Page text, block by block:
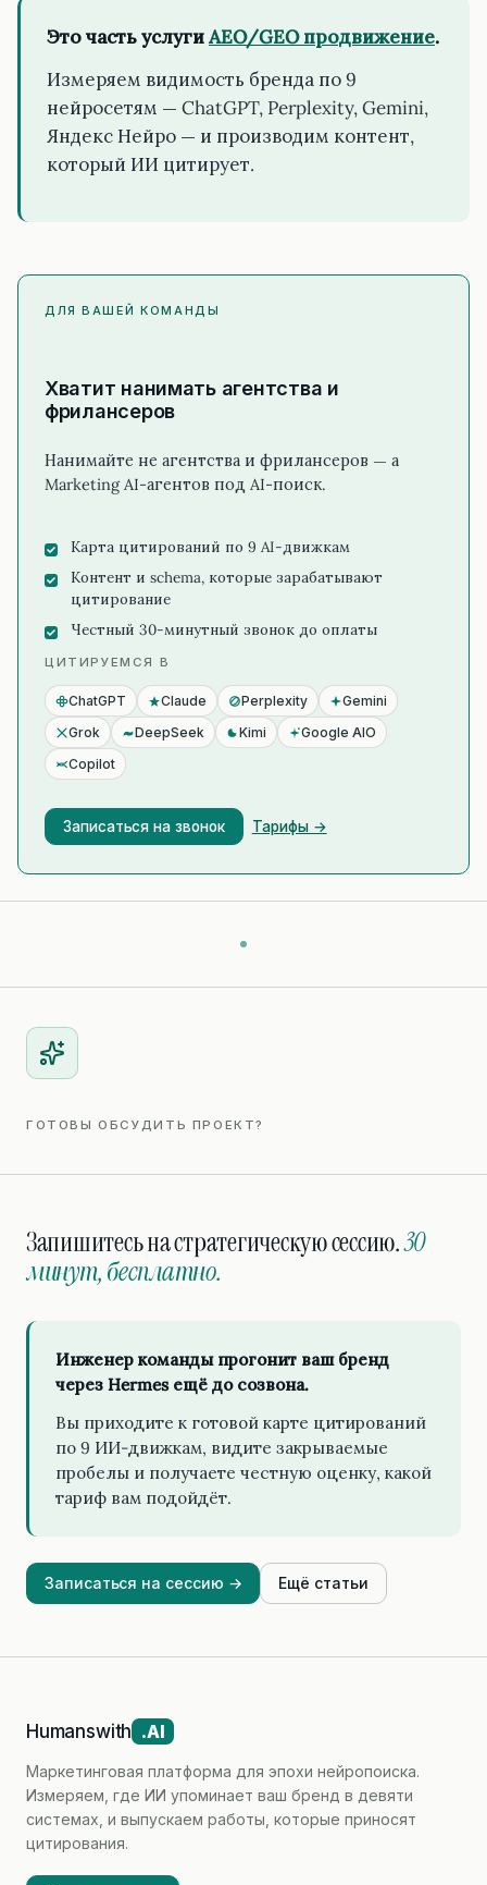
Это часть услугиAEO/GEO продвижение.
Измеряем видимость бренда по 9
нейросетям — ChatGPT, Perplexity, Gemini,
Яндекс Нейро — и производим контент,
который ИИ цитирует.
ДЛЯ ВАШЕЙ КОМАНДЫ
Хватит нанимать агентства и
фрилансеров
Нанимайте не агентства и фрилансеров — а
Marketing AI-агентов под AI-поиск.
Карта цитирований по 9 AI-движкам
Контент и schema, которые зарабатывают
цитирование
Честный 30-минутный звонок до оплаты
ЦИТИРУЕМСЯ В
ChatGPT Claude Perplexity
Gemini
Grok
DeepSeek Kimi
Google AIO
Copilot
Записаться на звонок Тарифы →
ГОТОВЫ ОБСУДИТЬ ПРОЕКТ?
Запишитесь на стратегическую сессию.30
минут, бесплатно.
Инженер команды прогонит ваш бренд
через Hermes ещё до созвона.
Вы приходите к готовой карте цитирований
по 9 ИИ-движкам, видите закрываемые
пробелы и получаете честную оценку, какой
тариф вам подойдёт.
Записаться на сессию → Ещё статьи
Humanswith .AI
Маркетинговая платформа для эпохи нейропоиска.
Измеряем, где ИИ упоминает ваш бренд в девяти
системах, и выпускаем работы, которые приносят
цитирования.